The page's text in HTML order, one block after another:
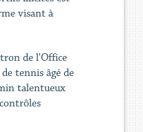
visant à
de l'Office
tennis âgé de
talentueux